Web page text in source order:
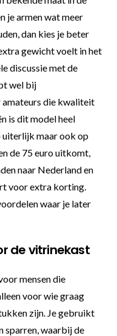
je armen wat meer
dan kies je beter
gewicht voelt in het
discussie met de
wel bij
die kwaliteit
is dit model heel
uiterlijk maar ook op
de 75 euro uitkomt,
naar Nederland en
voor extra korting.
waar je later
de vitrinekast
mensen die
voor wie graag
zijn. Je gebruikt
sparren, waarbij de